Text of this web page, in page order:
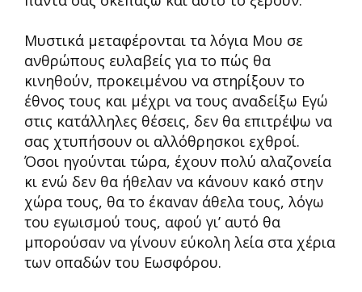
Μυστικά μεταφέρονται τα λόγια Μου σε
ανθρώπους ευλαβείς για το πώς θα
κινηθούν, προκειμένου να στηρίξουν το
έθνος τους και μέχρι να τους αναδείξω Εγώ
στις κατάλληλες θέσεις, δεν θα επιτρέψω να
σας χτυπήσουν οι αλλόθρησκοι εχθροί.
Όσοι ηγούνται τώρα, έχουν πολύ αλαζονεία
κι ενώ δεν θα ήθελαν να κάνουν κακό στην
χώρα τους, θα το έκαναν άθελα τους, λόγω
του εγωισμού τους, αφού γι’ αυτό θα
μπορούσαν να γίνουν εύκολη λεία στα χέρια
των οπαδών του Εωσφόρου.